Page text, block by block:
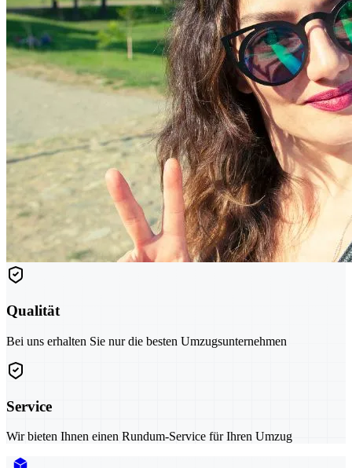
Qualität
Bei uns erhalten Sie nur die besten Umzugsunternehmen
Service
Wir bieten Ihnen einen Rundum-Service für Ihren Umzug